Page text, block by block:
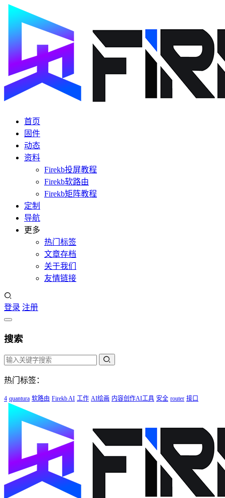
首页
固件
动态
资料
Firekb投屏教程
Firekb软路由
Firekb矩阵教程
定制
导航
更多
热门标签
文章存档
关于我们
友情链接
登录 注册
搜索
热门标签：
4 quantura 软路由 Firekb AI 工作 AI绘画 内容创作AI工具 安全 router 接口